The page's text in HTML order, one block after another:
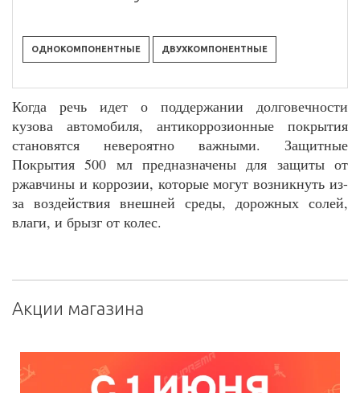
ОДНОКОМПОНЕНТНЫЕ ДВУХКОМПОНЕНТНЫЕ
Когда речь идет о поддержании долговечности
кузова автомобиля, антикоррозионные покрытия
становятся невероятно важными. Защитные
Покрытия 500 мл предназначены для защиты от
ржавчины и коррозии, которые могут возникнуть из-
за воздействия внешней среды, дорожных солей,
влаги, и брызг от колес.
Акции магазина